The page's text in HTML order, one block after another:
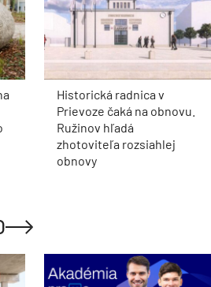
Historická radnica v
Prievoze čaká na obnovu.
Ružinov hľadá
zhotoviteľa rozsiahlej
obnovy